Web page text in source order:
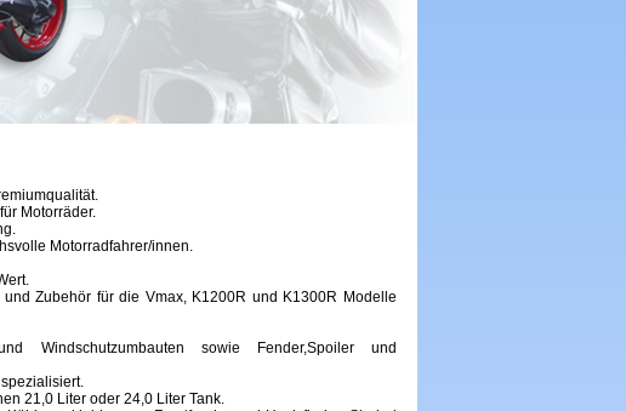
Motorräder.
Motorradfahrer/innen.
Zubehör für die Vmax, K1200R und K1300R Modelle
sowie Fender,Spoiler und
21,0 Liter oder 24,0 Liter Tank.